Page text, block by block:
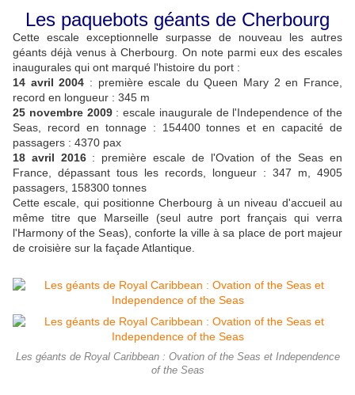
Les paquebots géants de Cherbourg
Cette escale exceptionnelle surpasse de nouveau les autres
géants déjà venus à Cherbourg. On note parmi eux des escales
inaugurales qui ont marqué l'histoire du port :
14 avril 2004 : première escale du Queen Mary 2 en France,
record en longueur : 345 m
25 novembre 2009: escale inaugurale de l'Independence of the
Seas, record en tonnage : 154400 tonnes et en capacité de
passagers : 4370 pax
18 avril 2016: première escale de l'Ovation of the Seas en
France, dépassant tous les records, longueur : 347 m, 4905
passagers, 158300 tonnes
Cette escale, qui positionne Cherbourg à un niveau d'accueil au
même titre que Marseille (seul autre port français qui verra
l'Harmony of the Seas), conforte la ville à sa place de port majeur
de croisière sur la façade Atlantique.
Les géants de Royal Caribbean : Ovation of the Seas et Independence
of the Seas